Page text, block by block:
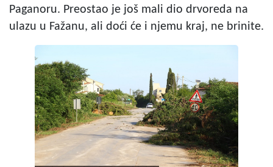
Paganoru. Preostao je još mali dio drvoreda na
ulazu u Fažanu, ali doći će i njemu kraj, ne brinite.